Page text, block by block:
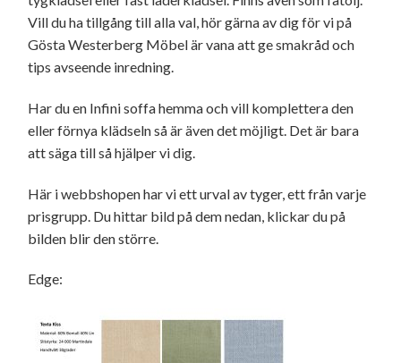
Vill du ha tillgång till alla val, hör gärna av dig för vi på
Gösta Westerberg Möbel är vana att ge smakråd och
tips avseende inredning.
Har du en Infini soffa hemma och vill komplettera den
eller förnya klädseln så är även det möjligt. Det är bara
att säga till så hjälper vi dig.
Här i webbshopen har vi ett urval av tyger, ett från varje
prisgrupp. Du hittar bild på dem nedan, klickar du på
bilden blir den större.
Edge: